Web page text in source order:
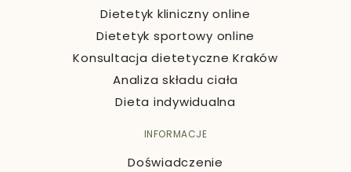
Dietetyk kliniczny online
Dietetyk sportowy online
Konsultacja dietetyczne Kraków
Analiza składu ciała
Dieta indywidualna
INFORMACJE
Doświadczenie